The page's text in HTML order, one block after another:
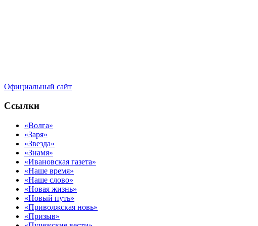
Официальный сайт
Ссылки
«Волга»
«Заря»
«Звезда»
«Знамя»
«Ивановская газета»
«Наше время»
«Наше слово»
«Новая жизнь»
«Новый путь»
«Приволжская новь»
«Призыв»